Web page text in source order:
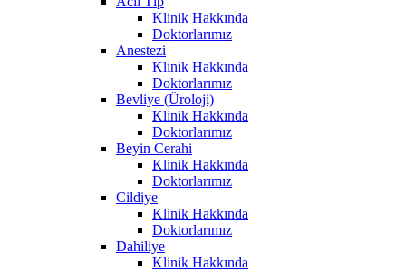
Klinik Hakkında
Doktorlarımız
Anestezi
Klinik Hakkında
Doktorlarımız
Bevliye (Üroloji)
Klinik Hakkında
Doktorlarımız
Beyin Cerahi
Klinik Hakkında
Doktorlarımız
Cildiye
Klinik Hakkında
Doktorlarımız
Dahiliye
Klinik Hakkında